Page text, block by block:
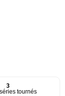
3
tournés